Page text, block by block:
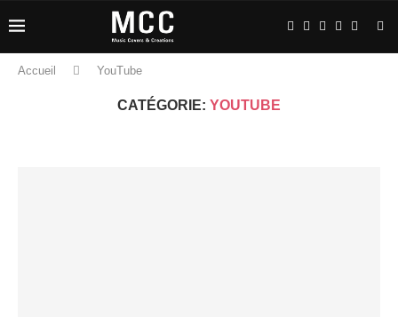
Accueil YouTube
CATÉGORIE: YOUTUBE